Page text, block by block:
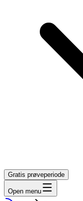
Gratis prøveperiode
Open menu